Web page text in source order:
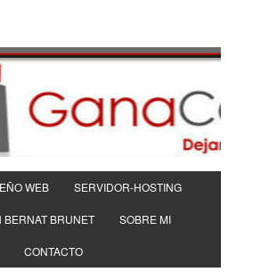
WEB SERVIDOR-HOSTING
BERNAT BRUNET SOBRE MI
CONTACTO